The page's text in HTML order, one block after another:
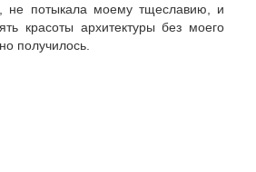
не потыкала моему тщеславию, и
красоты архитектуры без моего
получилось.